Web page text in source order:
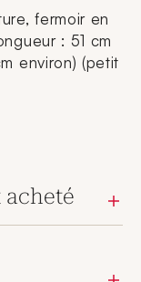
fermoir en
: 51 cm
environ) (petit